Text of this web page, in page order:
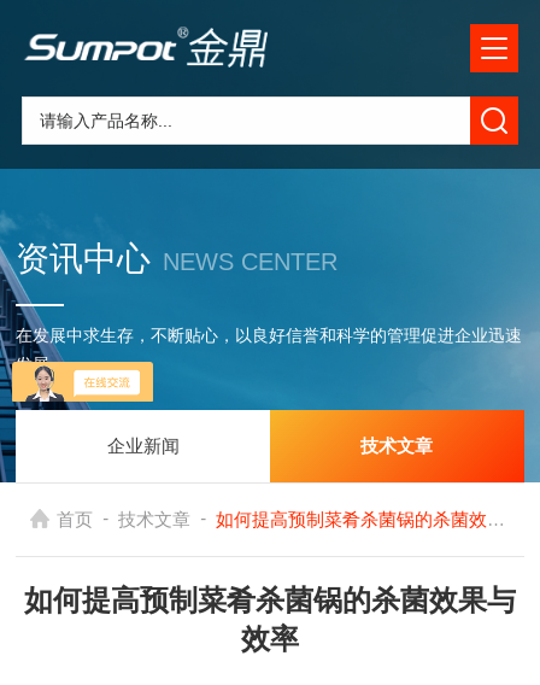
资讯中心 NEWS CENTER
在发展中求生存，不断贴心，以良好信誉和科学的管理促进企业迅速
发展
企业新闻 技术文章
首页 - 技术文章 - 如何提高预制菜肴杀菌锅的杀菌效果与效率
如何提高预制菜肴杀菌锅的杀菌效果与
效率